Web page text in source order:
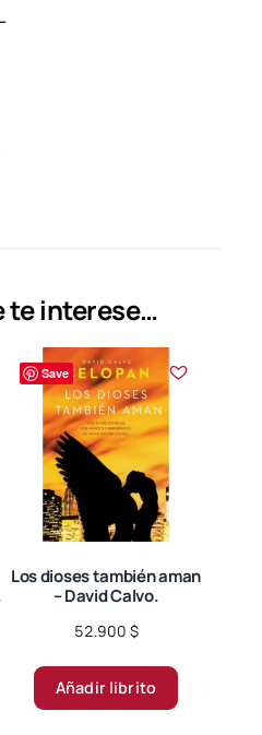
te interese…
Save
Los dioses también aman
– David Calvo.
52.900 $
Añadir librito